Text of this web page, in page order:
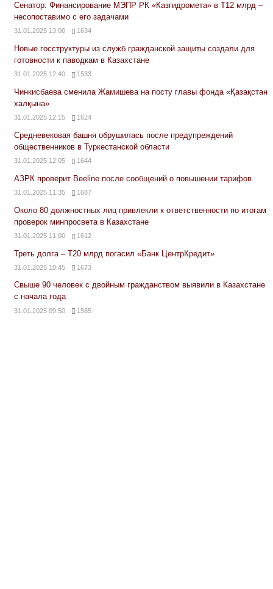
Сенатор: Финансирование МЭПР РК «Казгидромета» в Т12 млрд –
несопоставимо с его задачами
31.01.2025 13:00 1634
Новые госструктуры из служб гражданской защиты создали для
готовности к паводкам в Казахстане
31.01.2025 12:40 1533
Чинкисбаева сменила Жамишева на посту главы фонда «Қазақстан
халқына»
31.01.2025 12:15 1624
Средневековая башня обрушилась после предупреждений
общественников в Туркестанской области
31.01.2025 12:05 1644
АЗРК проверит Beeline после сообщений о повышении тарифов
31.01.2025 11:35 1687
Около 80 должностных лиц привлекли к ответственности по итогам
проверок минпросвета в Казахстане
31.01.2025 11:00 1612
Треть долга – Т20 млрд погасил «Банк ЦентрКредит»
31.01.2025 10:45 1673
Свыше 90 человек с двойным гражданством выявили в Казахстане
с начала года
31.01.2025 09:50 1585